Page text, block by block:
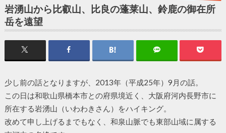
岩湧山から比叡山、比良の蓬莱山、鈴鹿の御在所
岳を遠望
少し前の話となりますが、2013年（平成25年）9月の話。
この日は和歌山県橋本市との府県境近く、大阪府河内長野市に
所在する岩湧山（いわわきさん）をハイキング。
改めて申し上げるまでもなく、和泉山脈でも東部山域に属する